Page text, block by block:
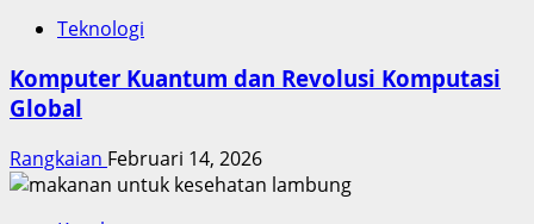
Teknologi
Komputer Kuantum dan Revolusi Komputasi
Global
Rangkaian Februari 14, 2026